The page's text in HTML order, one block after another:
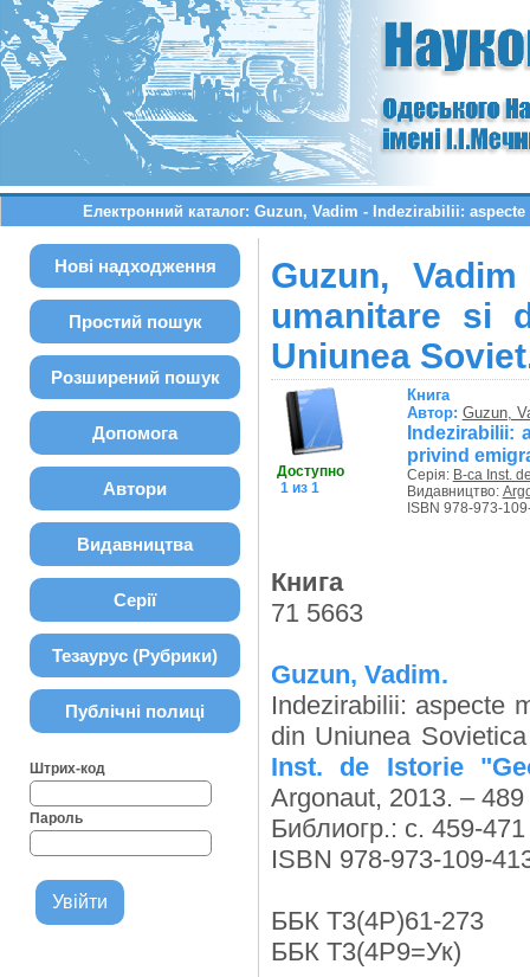
Електронний каталог: Guzun, Vadim - Indezirabilii:
Нові надходження
Простий пошук
Розширений пошук
Допомога
Автори
Видавництва
Серії
Тезаурус (Рубрики)
Публічні полиці
Штрих-код
Пароль
Guzun,
umanitare si
Uniunea
Доступно
1 из 1
Книга
Автор: Guzun,
Indezirabilii:
privind
Серія: B-ca Inst.
Видавництво:
ISBN 978-973-
Книга
71 5663
Guzun, Vadim.
Indezirabilii: aspecte
din Uniunea
Inst. de Istorie
Argonaut, 2013. –
Библиогр.: с. 459-
ISBN 978-973-109-
ББК Т3(4Р)61-273
ББК Т3(4Р9=Ук)